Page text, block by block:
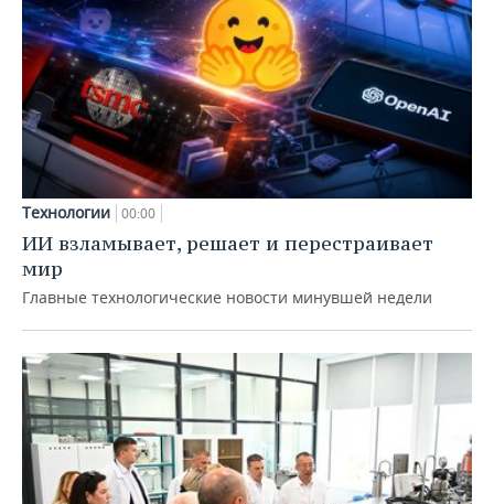
Технологии 00:00
ИИ взламывает, решает и перестраивает
мир
Главные технологические новости минувшей недели